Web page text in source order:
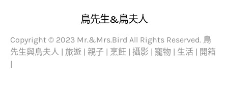
鳥先生&鳥夫人
Copyright © 2023 Mr.&Mrs.Bird All Rights Reserved. 鳥
先生與鳥夫人 | 旅遊 | 親子 | 烹飪 | 攝影 | 寵物 | 生活 | 開箱
|